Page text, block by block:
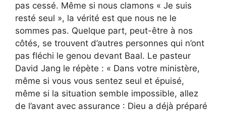
pas cessé. Même si nous clamons « Je suis
resté seul », la vérité est que nous ne le
sommes pas. Quelque part, peut-être à nos
côtés, se trouvent d’autres personnes qui n’ont
pas fléchi le genou devant Baal. Le pasteur
David Jang le répète : « Dans votre ministère,
même si vous vous sentez seul et épuisé,
même si la situation semble impossible, allez
de l’avant avec assurance : Dieu a déjà préparé